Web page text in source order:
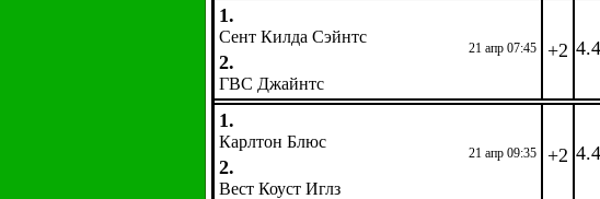
1.
Сент Килда Сэйнтс
21 апр 07:45
2.
ГВС Джайнтс
+2
1.
Карлтон Блюс
21 апр 09:35
2.
Вест Коуст Иглз
+2